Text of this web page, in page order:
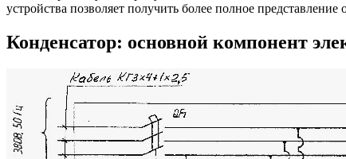
устройства позволяет получить более полное
Конденсатор: основной компонент